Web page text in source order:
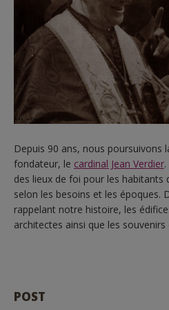
Depuis 90 ans, nous poursuivons
fondateur, le cardinal Jean Verdier
des lieux de foi pour les habitants
selon les besoins et les époques.
rappelant notre histoire, les
architectes ainsi que les
POST